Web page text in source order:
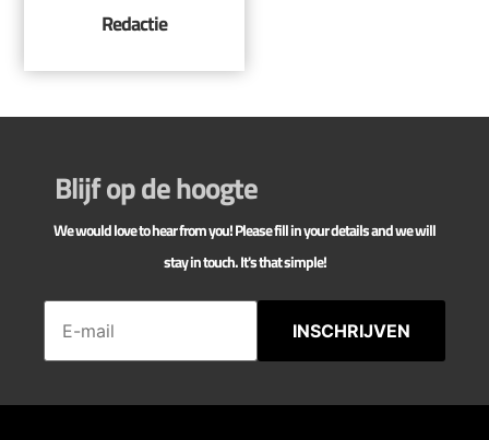
Redactie
Blijf op de hoogte
We would love to hear from you! Please fill in your details and we will
stay in touch. It's that simple!
INSCHRIJVEN